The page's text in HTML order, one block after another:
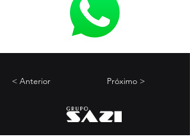
< Anterior Próximo >